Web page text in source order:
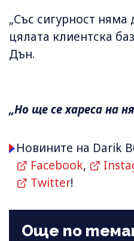
„Със сигурност няма
цялата клиентска
Дън.
„Но ще се хареса на
Новините на Darik
Facebook,
Twitter!
Още по